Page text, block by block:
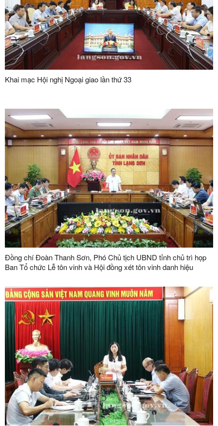
Khai mạc Hội nghị Ngoại giao lần thứ 33
Đồng chí Đoàn Thanh Sơn, Phó Chủ tịch UBND tỉnh chủ trì họp
Ban Tổ chức Lễ tôn vinh và Hội đồng xét tôn vinh danh hiệu
năm 2026